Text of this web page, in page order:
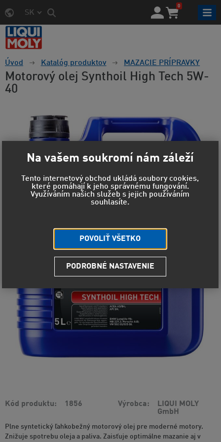
SK
0
Úvod Katalóg produktov MAZACIE PRÍPRAVKY
Motorový olej Synthoil High Tech 5W-
40
Kód produktu 1856 Výrobca
LIQUI MOLY
GmbH
Plne syntetický ľahkobežný motorový olej pre moderné motory.
Znižuje spotrebu oleja a paliva. Zaisťuje optimálne mazanie aj v
Na vašem soukromí nám záleží
Tento internetový obchod ukládá soubory cookies,
které pomáhají k jeho správnému fungování.
Využíváním našich služeb s jejich používáním
souhlasíte.
POVOLIŤ VŠETKO
PODROBNÉ NASTAVENIE